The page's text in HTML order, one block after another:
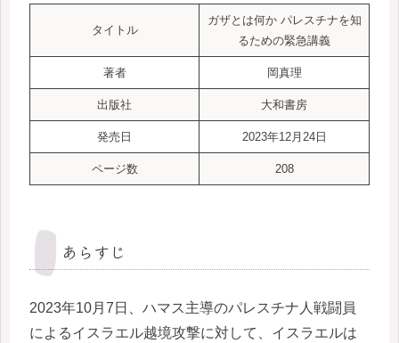
タイトル
ガザとは何か パレスチナを知
るための緊急講義
著者 岡真理
出版社 大和書房
発売日 2023年12月24日
ページ数 208
あらすじ
2023年10月7日、ハマス主導のパレスチナ人戦闘員
によるイスラエル越境攻撃に対して、イスラエルは